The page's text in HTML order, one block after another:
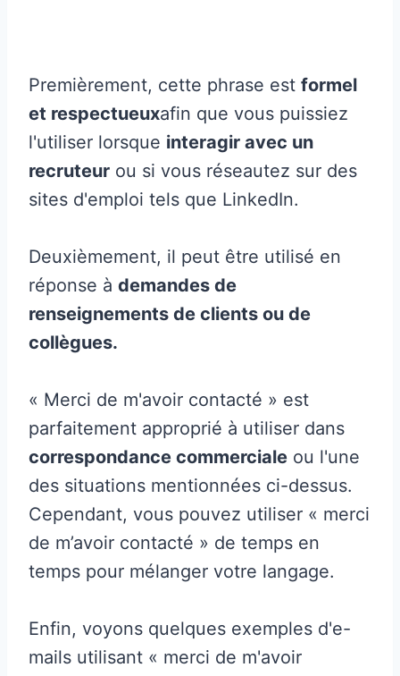
Premièrement, cette phrase est formel
et respectueuxafin que vous puissiez
l'utiliser lorsque interagir avec un
recruteur ou si vous réseautez sur des
sites d'emploi tels que LinkedIn.
Deuxièmement, il peut être utilisé en
réponse à demandes de
renseignements de clients ou de
collègues.
« Merci de m'avoir contacté » est
parfaitement approprié à utiliser dans
correspondance commerciale ou l'une
des situations mentionnées ci-dessus.
Cependant, vous pouvez utiliser « merci
de m’avoir contacté » de temps en
temps pour mélanger votre langage.
Enfin, voyons quelques exemples d'e-
mails utilisant « merci de m'avoir